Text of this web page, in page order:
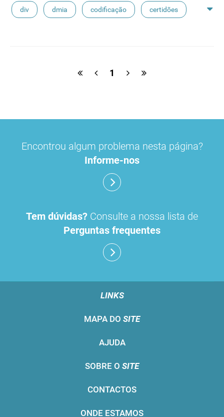
div dmia codificação certidões
1
Encontrou algum problema nesta página?
Informe-nos
Tem dúvidas? Consulte a nossa lista de
Perguntas frequentes
LINKS
MAPA DO SITE
AJUDA
SOBRE O SITE
CONTACTOS
ONDE ESTAMOS